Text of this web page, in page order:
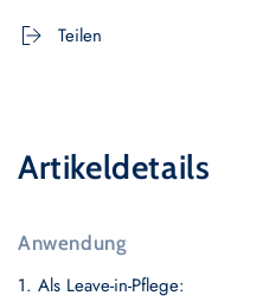
OILTeilen
Artikeldetails
Anwendung
1. Als Leave-in-Pflege: